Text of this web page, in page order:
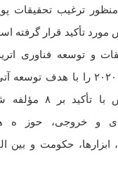
ترغیب تحقیقات
مورد تأکید قرار گرفته
و توسعه فناوری
۲۰۰۹ راهبرد ۲۰۲۰ را با هدف
نوآوری اتریش با
و خروجی، حوز ه
ابزارها، حکومت و بین